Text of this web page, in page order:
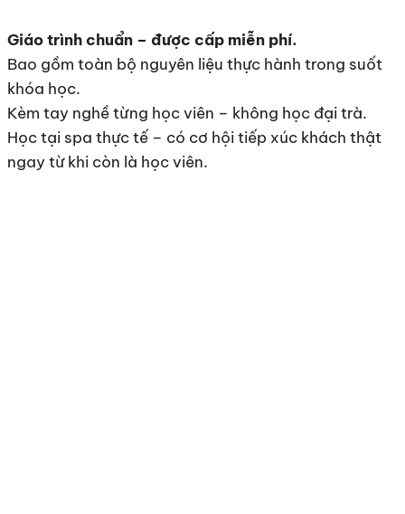
Giáo trình chuẩn – được cấp miễn phí.
Bao gồm toàn bộ nguyên liệu thực hành trong suốt
khóa học.
Kèm tay nghề từng học viên – không học đại trà.
Học tại spa thực tế – có cơ hội tiếp xúc khách thật
ngay từ khi còn là học viên.